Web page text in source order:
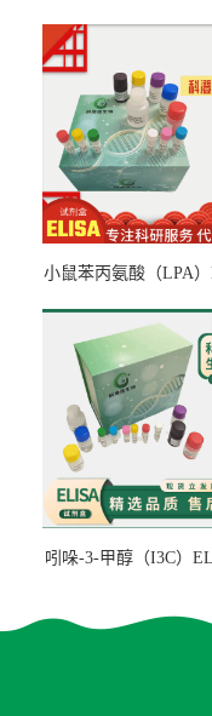
小鼠苯丙氨酸（LPA
吲哚-3-甲醇（I3C）